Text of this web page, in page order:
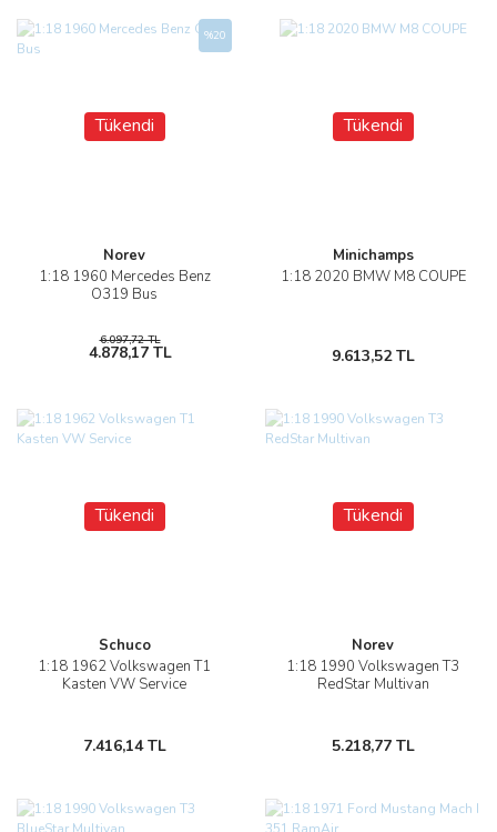
Tükendi
Norev
1:18 1960 Mercedes Benz
O319 Bus
%20
6.097,72 TL
4.878,17 TL
Tükendi
Minichamps
1:18 2020 BMW M8 COUPE
9.613,52 TL
Tükendi
Schuco
1:18 1962 Volkswagen T1
Kasten VW Service
7.416,14 TL
Tükendi
Norev
1:18 1990 Volkswagen T3
RedStar Multivan
5.218,77 TL